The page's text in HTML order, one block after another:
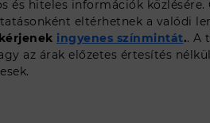
hiteles információk
eltérhetnek a valódi
kérjenek ingyenes színmintát.. A
az árak előzetes értesítés